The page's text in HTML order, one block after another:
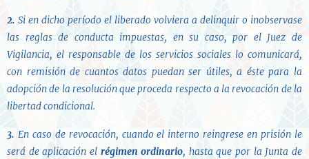
2. Si en dicho período el liberado volviera a delinquir o inobservase
las reglas de conducta impuestas, en su caso, por el Juez de
Vigilancia, el responsable de los servicios sociales lo comunicará,
con remisión de cuantos datos puedan ser útiles, a éste para la
adopción de la resolución que proceda respecto a la revocación de la
libertad condicional.
3. En caso de revocación, cuando el interno reingrese en prisión le
será de aplicación el régimen ordinario, hasta que por la Junta de